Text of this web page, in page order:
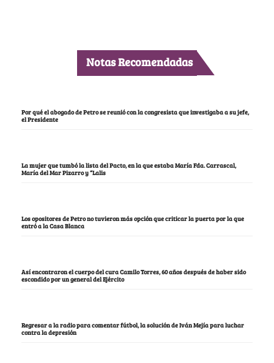
Notas Recomendadas
Por qué el abogado de Petro se reunió con la congresista que investigaba a su jefe,
el Presidente
La mujer que tumbó la lista del Pacto, en la que estaba María Fda. Carrascal,
María del Mar Pizarro y “Lalis
Los opositores de Petro no tuvieron más opción que criticar la puerta por la que
entró a la Casa Blanca
Así encontraron el cuerpo del cura Camilo Torres, 60 años después de haber sido
escondido por un general del Ejército
Regresar a la radio para comentar fútbol, la solución de Iván Mejía para luchar
contra la depresión